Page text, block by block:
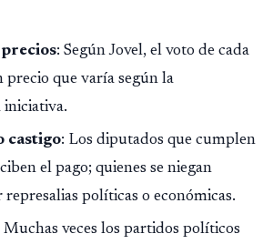
: Según Jovel, el voto de cada
que varía según la
iniciativa.
castigo: Los diputados que cumplen
el pago; quienes se niegan
políticas o económicas.
Muchas veces los partidos políticos